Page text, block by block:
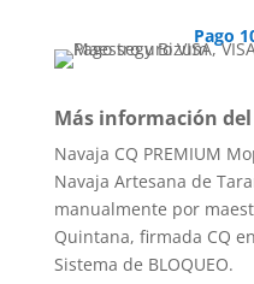
Pago
Más información
Navaja CQ PREMIUM
Navaja Artesana de
manualmente por
Quintana, firmada CQ
Sistema de BLOQUEO.